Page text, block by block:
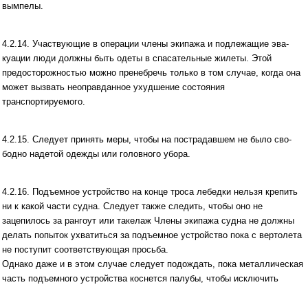
вымпелы.
4.2.14. Участвующие в операции члены экипажа и подлежащие эва­
куации люди должны быть одеты в спасательные жилеты. Этой
предосторожностью можно пренебречь только в том случае, когда она
может вызвать неоправданное ухудшение состояния
транспортируемого.
4.2.15. Следует принять меры, чтобы на пострадавшем не было сво­
бодно надетой одежды или головного убора.
4.2.16. Подъемное устройство на конце троса лебедки нельзя крепить
ни к какой части судна. Следует также следить, чтобы оно не
зацепилось за рангоут или такелаж Члены экипажа судна не должны
делать попыток ухватиться за подъемное устройство пока с вертолета
не поступит соответствующая просьба.
Однако даже и в этом случае следует подождать, пока металлическая
часть подъемного устройства коснется палубы, чтобы исключить